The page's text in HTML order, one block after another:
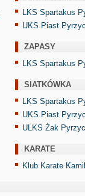
LKS Spartakus
UKS Piast
ZAPASY
LKS Spartakus
SIATKÓWKA
LKS Spartakus
UKS Piast
ULKS Żak
KARATE
Klub Karate